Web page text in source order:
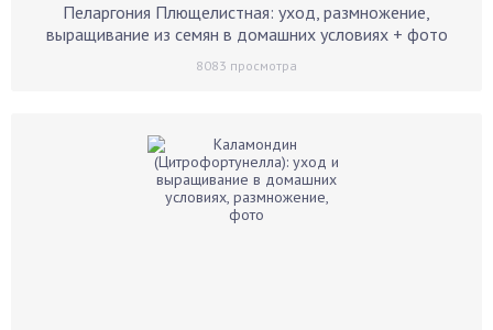
Пеларгония Плющелистная: уход, размножение,
выращивание из семян в домашних условиях + фото
8083 просмотра